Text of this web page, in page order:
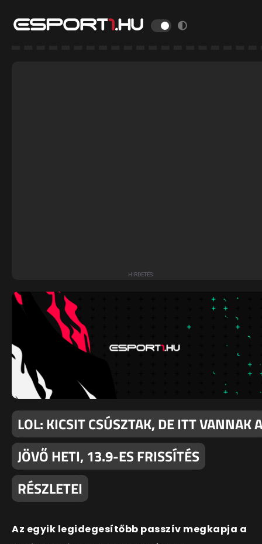
LOL: KICSIT CSÚSZTAK, DE ITT VANNAK A
JÖVŐ HETI, 13.9-ES FRISSÍTÉS
RÉSZLETEI
Az egyik legidegesítőbb passzív megkapja a